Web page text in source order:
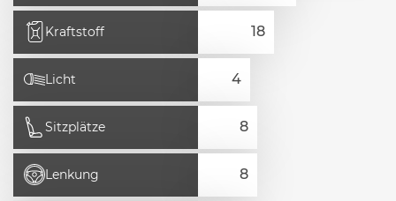
Kraftstoff
Licht
Sitzplätze
Lenkung